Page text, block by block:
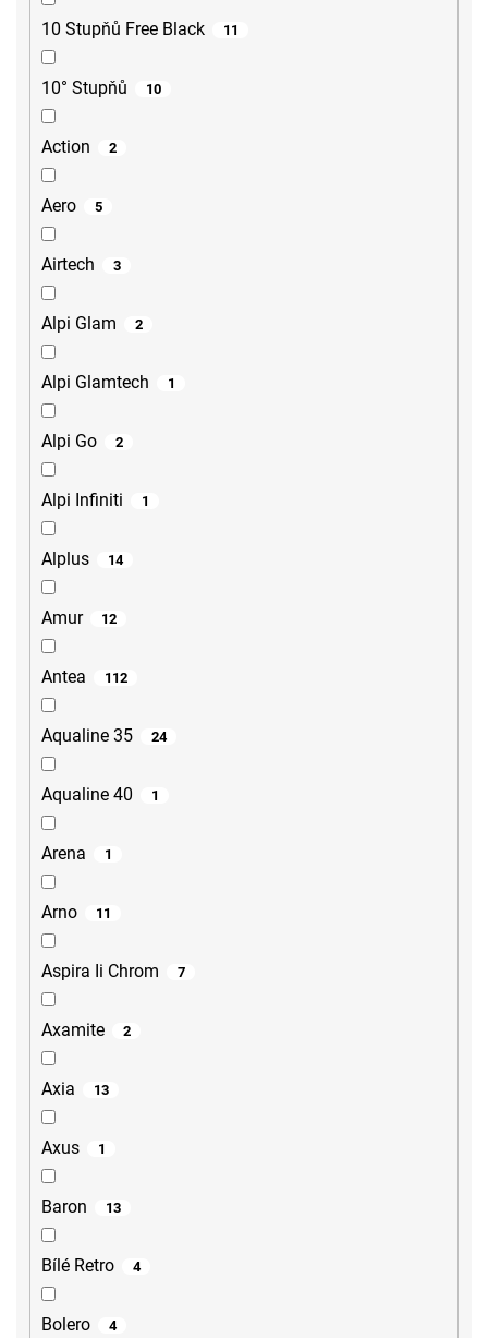
10 Stupňů Free Black 11
10° Stupňů 10
Action 2
Aero 5
Airtech 3
Alpi Glam 2
Alpi Glamtech 1
Alpi Go 2
Alpi Infiniti 1
Alplus 14
Amur 12
Antea 112
Aqualine 35 24
Aqualine 40 1
Arena 1
Arno 11
Aspira Ii Chrom 7
Axamite 2
Axia 13
Axus 1
Baron 13
Bílé Retro 4
Bolero 4